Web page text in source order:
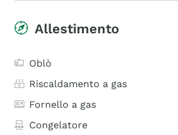
Allestimento
Oblò
Riscaldamento a gas
Fornello a gas
Congelatore